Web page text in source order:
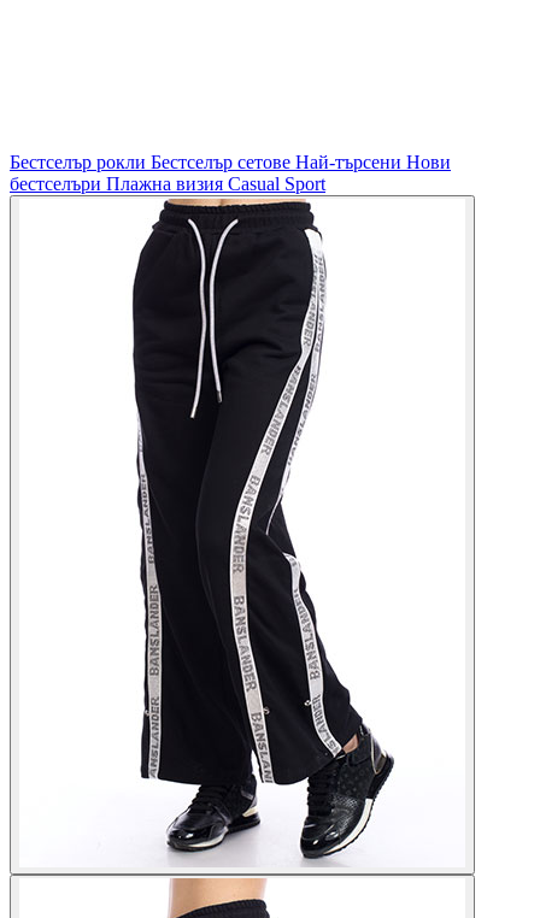
Бестселър рокли Бестселър сетове Най-търсени Нови
бестселъри Плажна визия Casual Sport